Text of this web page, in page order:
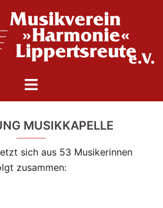
Menü
MUSIKKAPELLE
sich aus 53 Musikerinnen
zusammen: